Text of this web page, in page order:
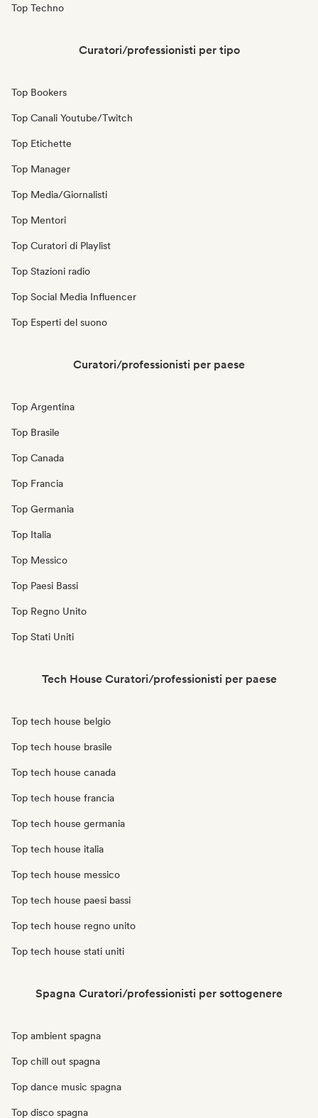
Top Techno
Curatori/professionisti per tipo
Top Bookers
Top Canali Youtube/Twitch
Top Etichette
Top Manager
Top Media/Giornalisti
Top Mentori
Top Curatori di Playlist
Top Stazioni radio
Top Social Media Influencer
Top Esperti del suono
Curatori/professionisti per paese
Top Argentina
Top Brasile
Top Canada
Top Francia
Top Germania
Top Italia
Top Messico
Top Paesi Bassi
Top Regno Unito
Top Stati Uniti
Tech House Curatori/professionisti per paese
Top tech house belgio
Top tech house brasile
Top tech house canada
Top tech house francia
Top tech house germania
Top tech house italia
Top tech house messico
Top tech house paesi bassi
Top tech house regno unito
Top tech house stati uniti
Spagna Curatori/professionisti per sottogenere
Top ambient spagna
Top chill out spagna
Top dance music spagna
Top disco spagna